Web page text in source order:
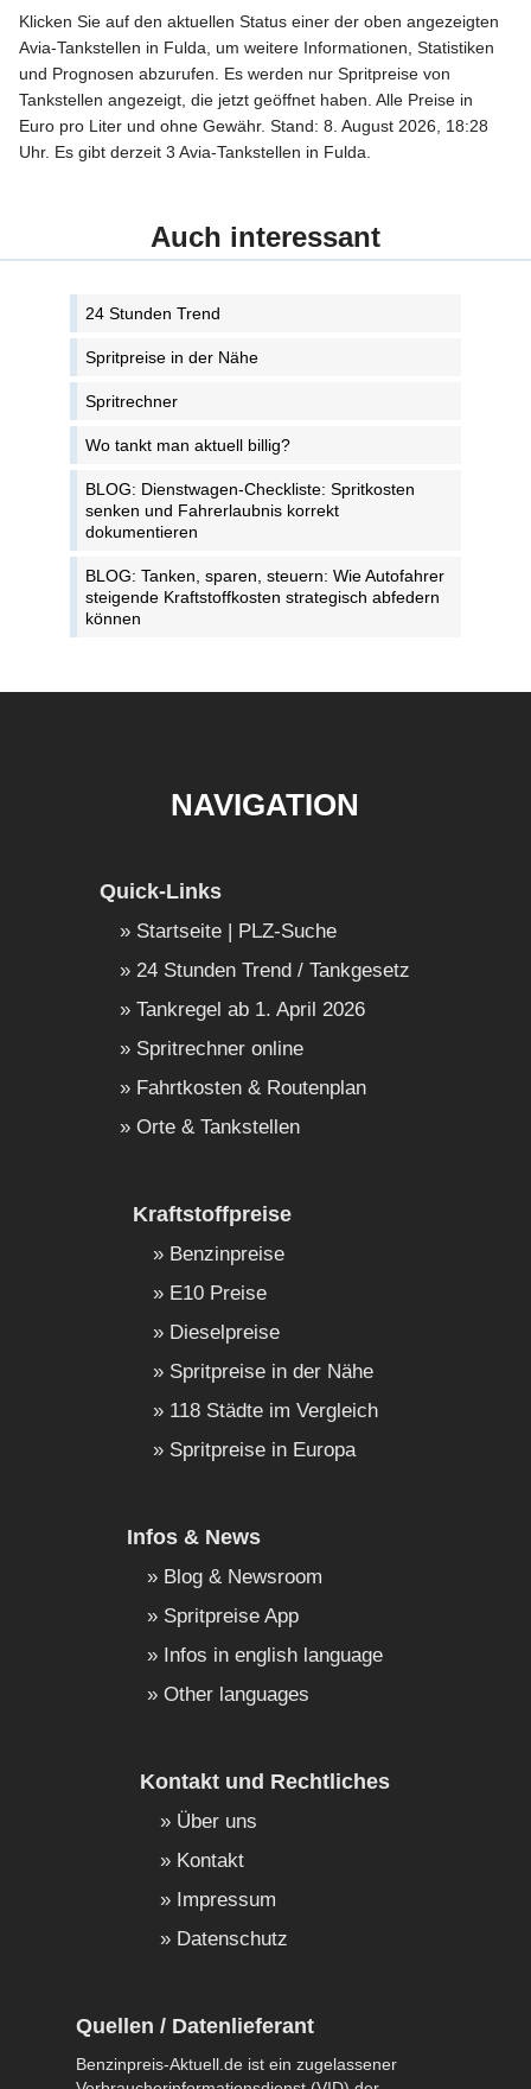
Klicken Sie auf den aktuellen Status einer der oben angezeigten
Avia-Tankstellen in Fulda, um weitere Informationen, Statistiken
und Prognosen abzurufen. Es werden nur Spritpreise von
Tankstellen angezeigt, die jetzt geöffnet haben. Alle Preise in
Euro pro Liter und ohne Gewähr. Stand: 8. August 2026, 18:28
Uhr. Es gibt derzeit 3 Avia-Tankstellen in Fulda.
Auch interessant
24 Stunden Trend
Spritpreise in der Nähe
Spritrechner
Wo tankt man aktuell billig?
BLOG: Dienstwagen-Checkliste: Spritkosten
senken und Fahrerlaubnis korrekt
dokumentieren
BLOG: Tanken, sparen, steuern: Wie Autofahrer
steigende Kraftstoffkosten strategisch abfedern
können
NAVIGATION
Quick-Links
Startseite | PLZ-Suche
24 Stunden Trend / Tankgesetz
Tankregel ab 1. April 2026
Spritrechner online
Fahrtkosten & Routenplan
Orte & Tankstellen
Kraftstoffpreise
Benzinpreise
E10 Preise
Dieselpreise
Spritpreise in der Nähe
118 Städte im Vergleich
Spritpreise in Europa
Infos & News
Blog & Newsroom
Spritpreise App
Infos in english language
Other languages
Kontakt und Rechtliches
Über uns
Kontakt
Impressum
Datenschutz
Quellen / Datenlieferant
Benzinpreis-Aktuell.de ist ein zugelassener